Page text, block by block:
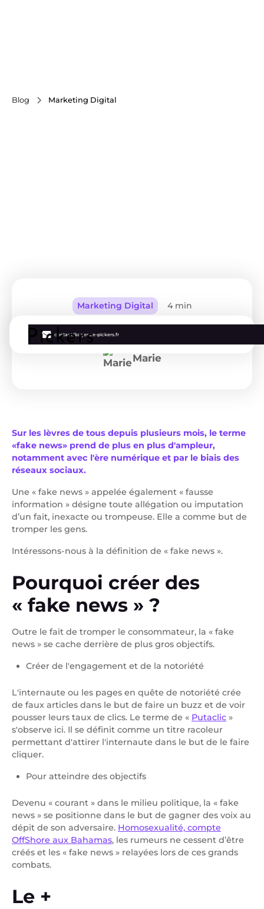
contact@agence-pickers.fr
Blog Marketing Digital
Marketing Digital 4 min
La définition de «fake news»
Marie
Sur les lèvres de tous depuis plusieurs mois, le terme
«fake news» prend de plus en plus d'ampleur,
notamment avec l'ère numérique et par le biais des
réseaux sociaux.
Une « fake news » appelée également « fausse
information » désigne toute allégation ou imputation
d’un fait, inexacte ou trompeuse. Elle a comme but de
tromper les gens.
Intéressons-nous à la définition de « fake news ».
Pourquoi créer des
« fake news » ?
Outre le fait de tromper le consommateur, la « fake
news » se cache derrière de plus gros objectifs.
Créer de l'engagement et de la notoriété
L'internaute ou les pages en quête de notoriété crée
de faux articles dans le but de faire un buzz et de voir
pousser leurs taux de clics. Le terme de « Putaclic »
s'observe ici. Il se définit comme un titre racoleur
permettant d'attirer l'internaute dans le but de le faire
cliquer.
Pour atteindre des objectifs
Devenu « courant » dans le milieu politique, la « fake
news » se positionne dans le but de gagner des voix au
dépit de son adversaire. Homosexualité, compte
OffShore aux Bahamas, les rumeurs ne cessent d’être
créés et les « fake news » relayées lors de ces grands
combats.
Le +